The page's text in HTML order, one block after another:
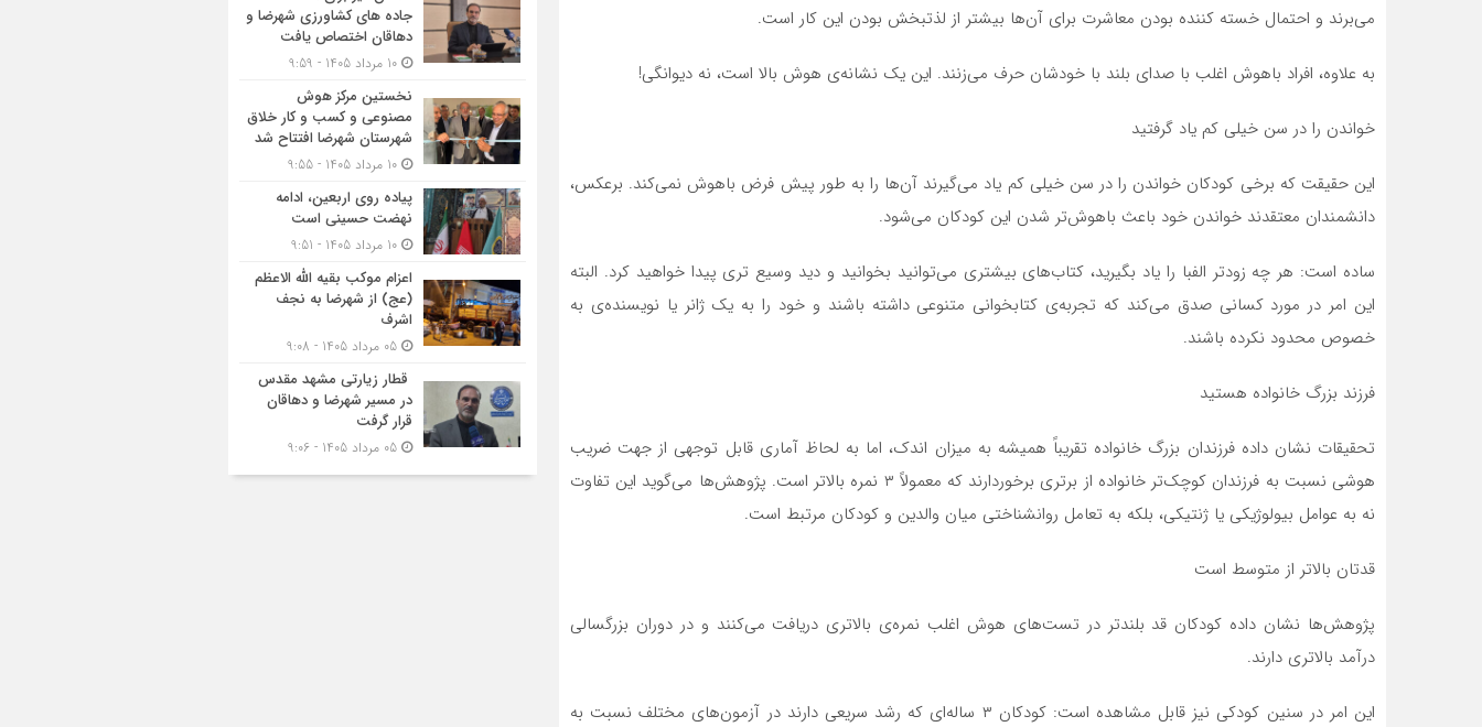
می‌برند و احتمال خسته کننده بودن معاشرت برای آن‌ها بیشتر از لذتبخش بودن این کار است.
به علاوه، افراد باهوش اغلب با صدای بلند با خودشان حرف می‌زنند. این یک نشانه‌ی هوش بالا است، نه دیوانگی!
خواندن را در سن خیلی کم یاد گرفتید
این حقیقت که برخی کودکان خواندن را در سن خیلی کم یاد می‌گیرند آن‌ها را به طور پیش فرض باهوش نمی‌کند. برعکس،
دانشمندان معتقدند خواندن خود باعث باهوش‌تر شدن این کودکان می‌شود.
ساده است: هر چه زودتر الفبا را یاد بگیرید، کتاب‌های بیشتری می‌توانید بخوانید و دید وسیع تری پیدا خواهید کرد. البته
این امر در مورد کسانی صدق می‌کند که تجربه‌ی کتابخوانی متنوعی داشته باشند و خود را به یک ژانر یا نویسنده‌ی به
خصوص محدود نکرده باشند.
فرزند بزرگ خانواده هستید
تحقیقات نشان داده فرزندان بزرگ خانواده تقریباً همیشه به میزان اندک، اما به لحاظ آماری قابل توجهی از جهت ضریب
هوشی نسبت به فرزندان کوچک‌تر خانواده از برتری برخوردارند که معمولاً ۳ نمره بالاتر است. پژوهش‌ها می‌گوید این تفاوت
نه به عوامل بیولوژیکی یا ژنتیکی، بلکه به تعامل روانشناختی میان والدین و کودکان مرتبط است.
قدتان بالاتر از متوسط است
پژوهش‌ها نشان داده کودکان قد بلندتر در تست‌های هوش اغلب نمره‌ی بالاتری دریافت می‌کنند و در دوران بزرگسالی
درآمد بالاتری دارند.
این امر در سنین کودکی نیز قابل مشاهده است: کودکان ۳ ساله‌ای که رشد سریعی دارند در آزمون‌های مختلف نسبت به
جاده های کشاورزی شهرضا و
دهاقان اختصاص یافت
نخستین مرکز هوش
مصنوعی و کسب‌ و کار خلاق
شهرستان شهرضا افتتاح شد
پیاده روی اربعین، ادامه
نهضت حسینی است
اعزام موکب بقیه الله الاعظم
(عج) از شهرضا به نجف
اشرف
قطار زیارتی مشهد مقدس
در مسیر شهرضا و دهاقان
قرار گرفت